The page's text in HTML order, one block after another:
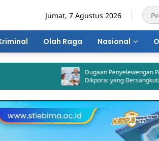
Jumat, 7 Agustus 2026
Olah Raga Nasional
Dugaan Penyelewengan PAD GSB, Kadis
Dikpora: yang Bersangkutan Akui
Perbuatannya dan Siap Mengembalikan